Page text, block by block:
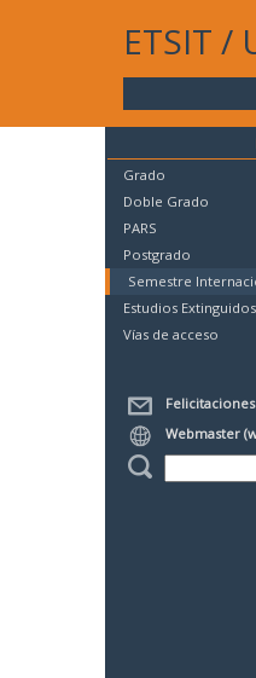
ETSIT /
Grado
Doble Grado
PARS
Postgrado
Semestre
Estudios Extinguidos
Vías de acceso
Webmaster